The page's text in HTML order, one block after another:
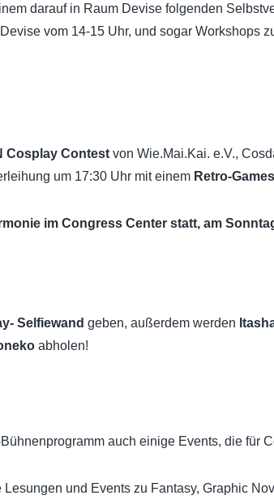
darauf in Raum Devise folgenden
vom 14-15 Uhr, und sogar Workshops
Cosplay Contest von Wie.Mai.Kai. e.V.,
um 17:30 Uhr mit einem Retro-
im Congress Center statt, am
Selfiewand geben, außerdem werden
abholen!
auch einige Events, die für
und Events zu Fantasy, Graphic